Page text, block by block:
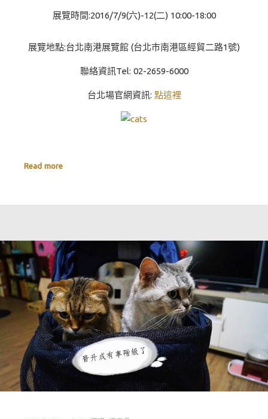
展覽時間:2016/7/9(六)-12(二) 10:00-18:00
展覽地點:台北南港展覽館 (台北市南港區經貿二路1號)
聯絡資訊Tel: 02-2659-6000
台北場官網資訊: 點這裡
Read more